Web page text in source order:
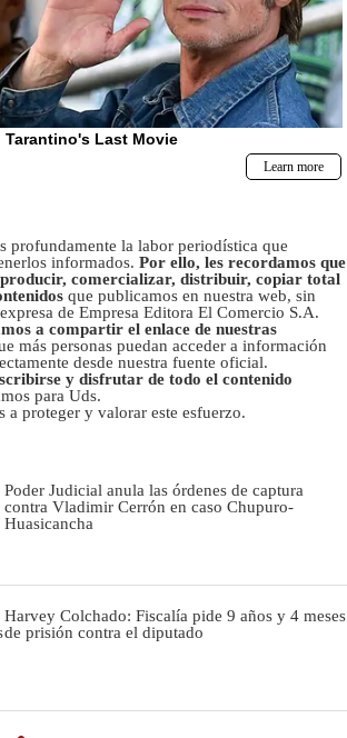
profundamente la labor periodística que
informados. Por ello, les recordamos que
comercializar, distribuir, copiar total
que publicamos en nuestra web, sin
de Empresa Editora El Comercio S.A.
a compartir el enlace de nuestras
más personas puedan acceder a información
desde nuestra fuente oficial.
y disfrutar de todo el contenido
para Uds.
a proteger y valorar este esfuerzo.
Poder Judicial anula las órdenes de captura
contra Vladimir Cerrón en caso Chupuro-
Huasicancha
Harvey Colchado: Fiscalía pide 9 años y 4 meses
de prisión contra el diputado